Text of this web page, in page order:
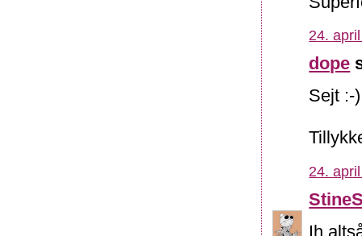
24.
dope
Sejt :-)
24.
Ih